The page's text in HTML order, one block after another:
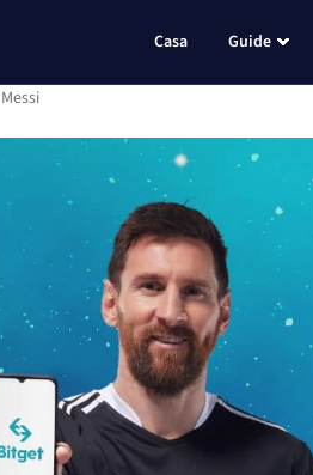
Casa Guide